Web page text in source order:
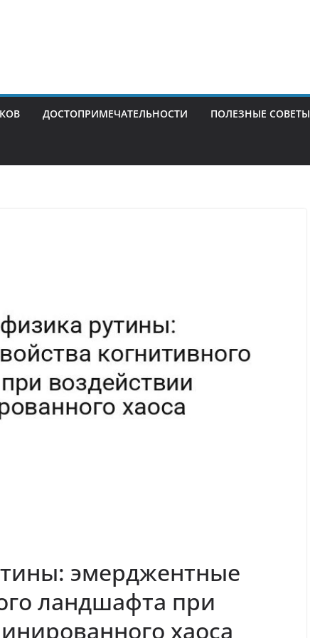
ДОСТОПРИМЕЧАТЕЛЬНОСТИ ПОЛЕЗНЫЕ СОВЕТЫ
эмерджентные
ландшафта при
хаоса